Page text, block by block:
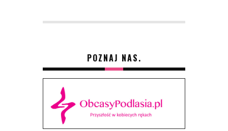
POZNAJ NAS.